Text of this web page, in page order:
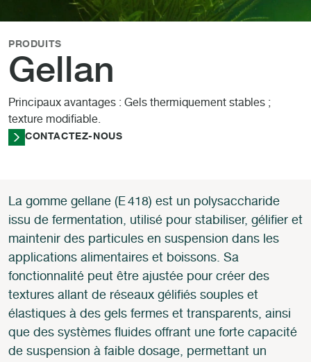
PRODUITS
Gellan
Principaux avantages : Gels thermiquement stables ;
texture modifiable.
CONTACTEZ-NOUS
La gomme gellane (E 418) est un polysaccharide
issu de fermentation, utilisé pour stabiliser, gélifier et
maintenir des particules en suspension dans les
applications alimentaires et boissons. Sa
fonctionnalité peut être ajustée pour créer des
textures allant de réseaux gélifiés souples et
élastiques à des gels fermes et transparents, ainsi
que des systèmes fluides offrant une forte capacité
de suspension à faible dosage, permettant un